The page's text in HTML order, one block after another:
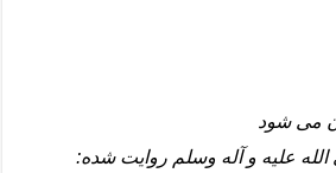
الله علیه و آله وسلم روایت شده: